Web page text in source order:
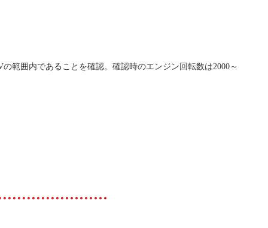
範囲内であることを確認。確認時のエンジン回転数は2000～